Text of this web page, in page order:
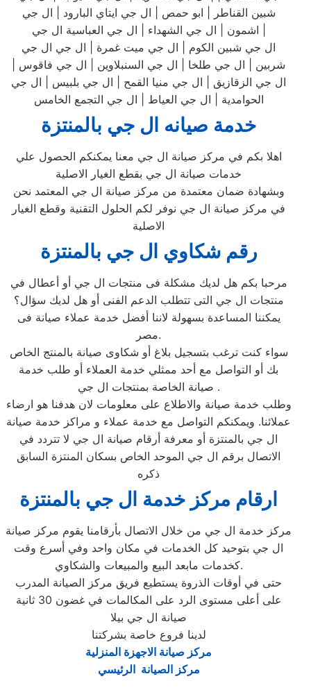
شبين القناطر | ابو حمص | ال جي ايتاي البارود | ال جي
ال جي شبين الكوم | ال جي ميت غمرة | ال جي ال جي
شربين | ال جي طلخا | ال جي السنبلاوين | ال جي فاقوس |
ال جي الزقازيق | ال جي منيا القمح | ال جي بلبيس | ال جي
الحوامدية | ال جي العياط | ال جي التجمع الخامس
خدمة صيانه ال جي بالمنتزة
اهلا بكم في مركز صيانة ال جي معنا يمكنكم الحصول علي
خدمات صيانة ال جي بقطع الغيار الاصلية
وبشهادة ضمان معتمدة من مركز صيانة ال جي المعتمد نحن
في مركز صيانة ال جي نوفر لكم الحلول التقنية وقطع الغيار
الاصلية
رقم شكاوي ال جي بالمنتزة
مرحبا بكم هل لديك مشكلة فى منتجات ال جي أو أعطال في
منتجات ال جي التى تتطلب الدعم الفنى أو هل لديك سؤال؟
يمكننا المساعدة بسهولة لاننا أفضل خدمة عملاء صيانة فى
مصر.
سواء كنت ترغب بتسجيل بلاغ أو شكاوى صيانة بالمنتج الخاص
بك أو التواصل مع أحد ممثلي خدمة العملاء أو طلب خدمة
صيانة الخاصة بمنتجات ال جي .
وطلب خدمة صيانة والاطلاع على معلومات لان هدفنا هو ارضاء
عملائنا. ويمكنكم التواصل مع خدمة عملاء و مراكز خدمة صيانة
ال جي بالمنتزة أو معرفة أرقام صيانة ال جي لا تتردد في
الاتصال برقم ال جي الموحد الخاص بسكان المنتزة السابق
ذكره
ارقام مركز خدمة ال جي بالمنتزة
مركز خدمة ال جي من خلال الاتصال بأرقامنا يقوم مركز صيانة
ال جي بتوحيد كل الخدمات في مكان واحد وفي أسرع وقت
كخدمات مابعد البيع والمبيعات والشكاوي.
حتى في أوقات الذروة يستطيع فريق مركز الصيانة المدرب
على أعلى مستوى الرد على المكالمات في غضون 30 ثانية
صيانة ال جي بيلا
لدينا فروع خاصة بشركتنا
مركز صيانة الاجهزة المنزلية
مركز الصيانة الرئيسي